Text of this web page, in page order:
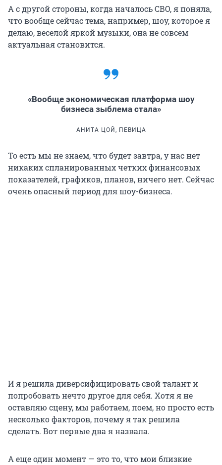
А с другой стороны, когда началось СВО, я поняла,
что вообще сейчас тема, например, шоу, которое я
делаю, веселой яркой музыки, она не совсем
актуальная становится.
«Вообще экономическая платформа шоу
бизнеса зыблема стала»
АНИТА ЦОЙ, ПЕВИЦА
То есть мы не знаем, что будет завтра, у нас нет
никаких спланированных четких финансовых
показателей, графиков, планов, ничего нет. Сейчас
очень опасный период для шоу-бизнеса.
И я решила диверсифицировать свой талант и
попробовать нечто другое для себя. Хотя я не
оставляю сцену, мы работаем, поем, но просто есть
несколько факторов, почему я так решила
сделать. Вот первые два я назвала.
А еще один момент — это то, что мои близкие